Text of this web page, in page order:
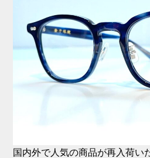
国内外で人気の商品が再入荷い